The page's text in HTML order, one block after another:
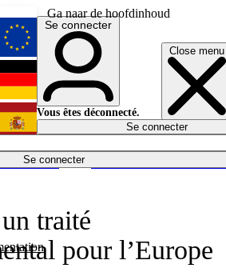
Ga naar de hoofdinhoud
Close menu
Se connecter
Économie
English
Deutsch
Español
Se connecter
Vous êtes déconnecté.
Se connecter
traité
pour l’Europe